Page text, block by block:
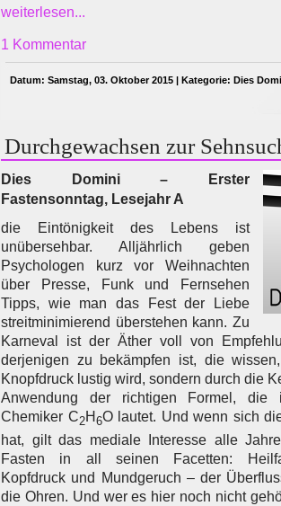
weiterlesen...
1 Kommentar
Datum: Samstag, 03. Oktober 2015 | Kategorie: Dies
Durchgewachsen zur
Dies Domini – Erster
Fastensonntag, Lesejahr A
die Eintönigkeit des Lebens ist
unübersehbar. Alljährlich geben
Psychologen kurz vor Weihnachten
über Presse, Funk und Fernsehen
Tipps, wie man das Fest der Liebe
streitminimierend überstehen kann. Zu
Karneval ist der Äther voll von
derjenigen zu bekämpfen ist, die
Knopfdruck lustig wird, sondern durch die
Anwendung der richtigen Formel,
Chemiker C2H 6O lautet. Und wenn sich
hat, gilt das mediale Interesse alle
Fasten in all seinen Facetten:
Kopfdruck und Mundgeruch – der
die Ohren. Und wer es hier noch nicht